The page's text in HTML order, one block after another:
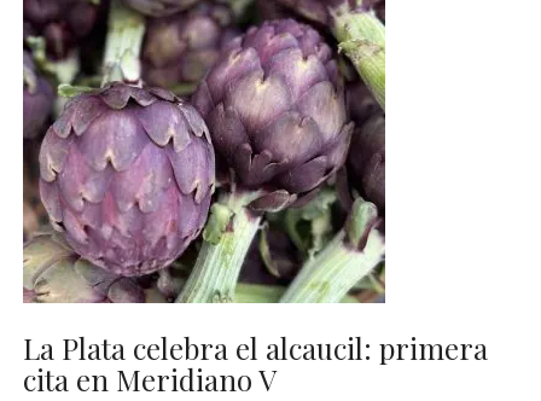
La Plata celebra el alcaucil: primera
cita en Meridiano V